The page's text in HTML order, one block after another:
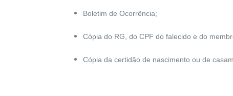
Boletim de Ocorrência;
Cópia do RG, do CPF do falecido e do
Cópia da certidão de nascimento ou de